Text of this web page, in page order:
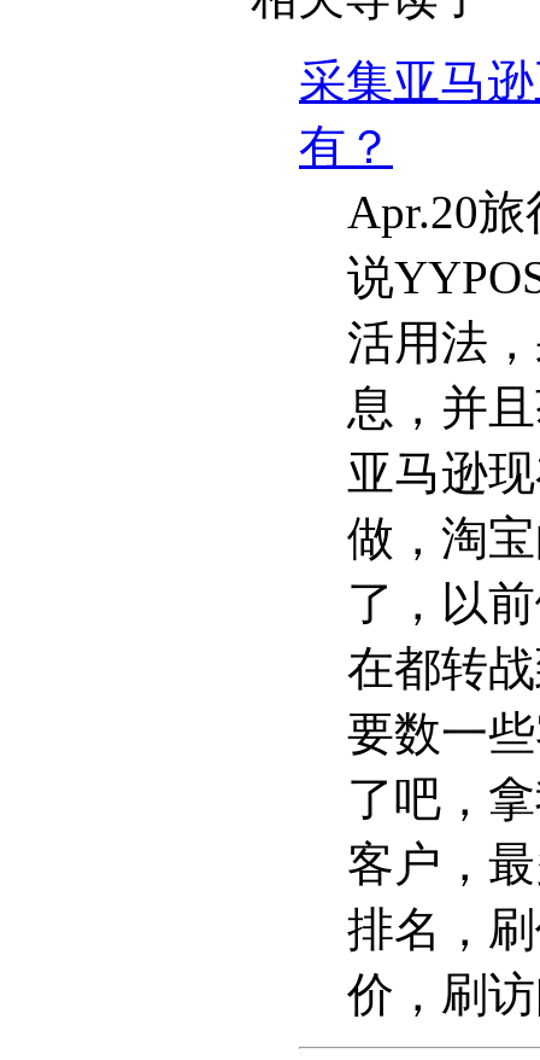
采集亚马
有？
Apr.20
说
活用法
息，并
亚马逊
做，淘
了，以
在都转
要数一
了吧，
客户，
排名，
价，刷